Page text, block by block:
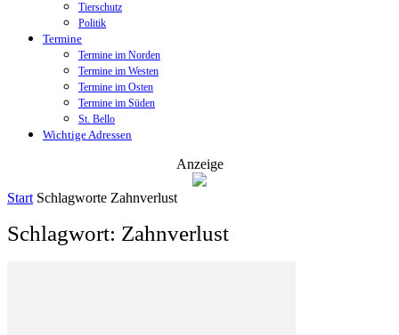
Tierschutz
Politik
Termine
Termine im Norden
Termine im Westen
Termine im Osten
Termine im Süden
St. Bello
Wichtige Adressen
Anzeige
Start Schlagworte Zahnverlust
Schlagwort: Zahnverlust